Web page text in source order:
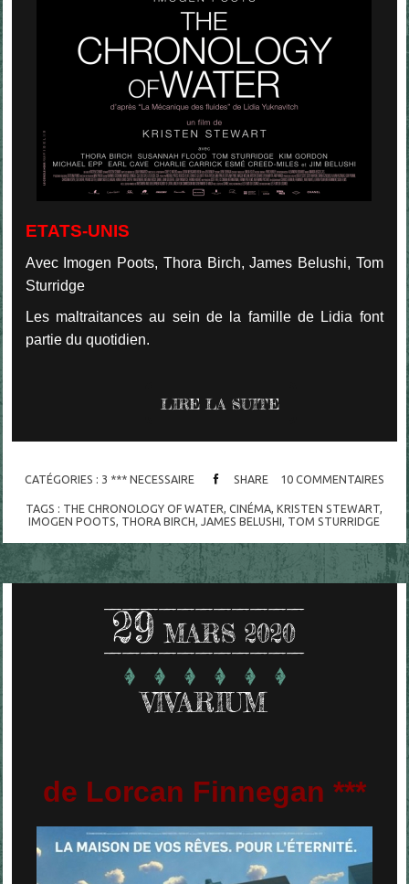
ETATS-UNIS
Avec Imogen Poots, Thora Birch, James Belushi, Tom
Sturridge
Les maltraitances au sein de la famille de Lidia font
partie du quotidien.
LIRE LA SUITE
CATÉGORIES : 3 *** NECESSAIRE SHARE 10 COMMENTAIRES
TAGS : THE CHRONOLOGY OF WATER,CINÉMA,KRISTEN STEWART,
IMOGEN POOTS, THORA BIRCH,JAMES BELUSHI, TOM STURRIDGE
29 MARS 2020
VIVARIUM
de Lorcan Finnegan ***